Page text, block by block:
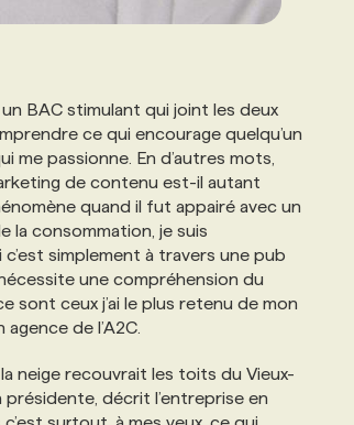
un BAC stimulant qui joint les deux
ce qui encourage quelqu’un
me passionne. En d’autres mots,
de contenu est-il autant
quand il fut appairé avec un
la consommation, je suis
simplement à travers une pub
une compréhension du
sont ceux j’ai le plus retenu de mon
de l’A2C.
neige recouvrait les toits du Vieux-
présidente, décrit l’entreprise en